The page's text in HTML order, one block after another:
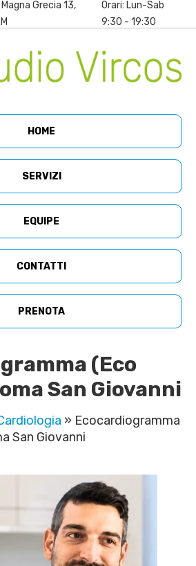
Magna Grecia 13,
Orari: Lun-Sab
9:30 - 19:30
HOME
SERVIZI
EQUIPE
CONTATTI
PRENOTA
(Eco
San Giovanni
» Ecocardiogramma
San Giovanni